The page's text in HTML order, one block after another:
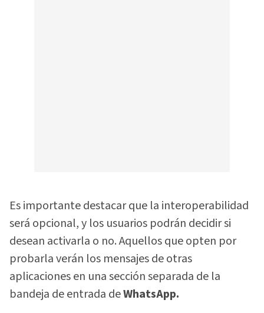
Es importante destacar que la interoperabilidad
será opcional, y los usuarios podrán decidir si
desean activarla o no. Aquellos que opten por
probarla verán los mensajes de otras
aplicaciones en una sección separada de la
bandeja de entrada deWhatsApp.